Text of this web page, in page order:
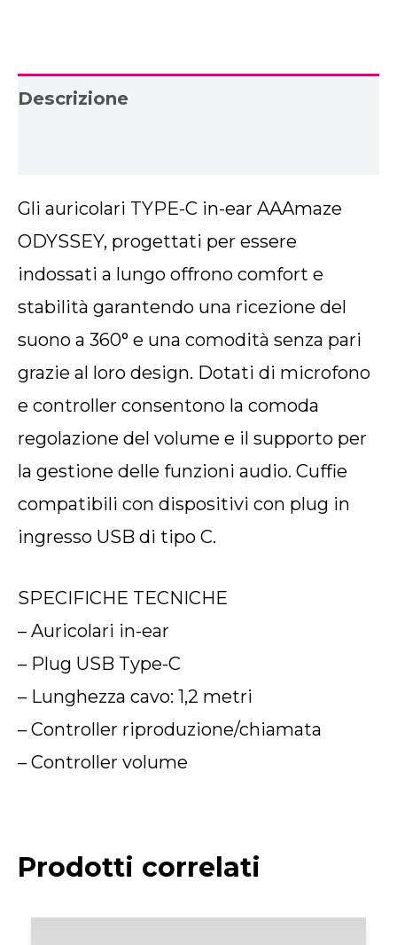
Descrizione
Gli auricolari TYPE-C in-ear AAAmaze
ODYSSEY, progettati per essere
indossati a lungo offrono comfort e
stabilità garantendo una ricezione del
suono a 360° e una comodità senza pari
grazie al loro design. Dotati di microfono
e controller consentono la comoda
regolazione del volume e il supporto per
la gestione delle funzioni audio. Cuffie
compatibili con dispositivi con plug in
ingresso USB di tipo C.
SPECIFICHE TECNICHE
– Auricolari in-ear
– Plug USB Type-C
– Lunghezza cavo: 1,2 metri
– Controller riproduzione/chiamata
– Controller volume
Prodotti correlati